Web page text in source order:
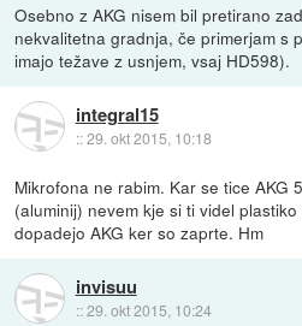
Osebno z AKG nisem bil pretirano
nekvalitetna gradnja, če primerjam s
imajo težave z usnjem, vsaj HD598).
integral15
::29. okt 2015, 10:18
Mikrofona ne rabim. Kar se tice AKG
(aluminij) nevem kje si ti videl
dopadejo AKG ker so zaprte. Hm
invisuu
::29. okt 2015, 10:24